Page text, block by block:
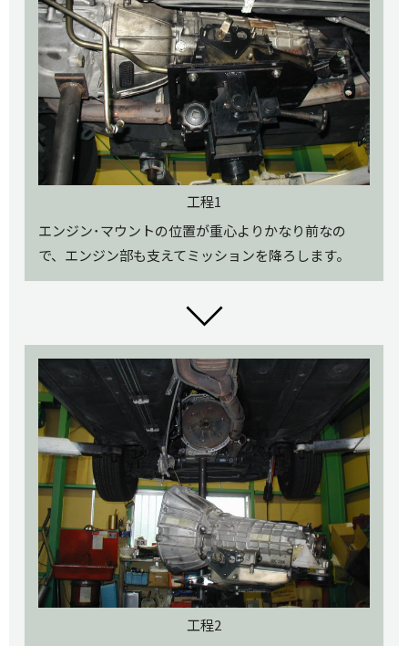
工程1
エンジン･マウントの位置が重心よりかなり前なの
で、エンジン部も支えてミッションを降ろします。
工程2